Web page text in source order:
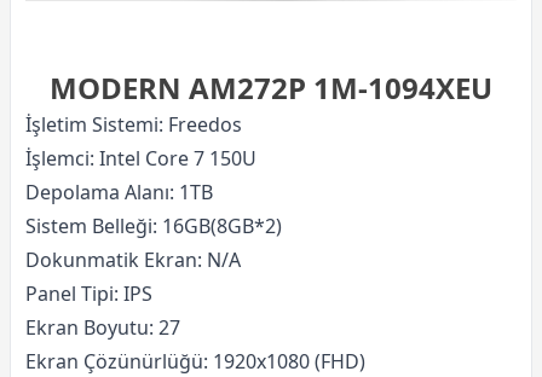
MODERN AM272P 1M-1094XEU
İşletim Sistemi: Freedos
İşlemci: Intel Core 7 150U
Depolama Alanı: 1TB
Sistem Belleği: 16GB(8GB*2)
Dokunmatik Ekran: N/A
Panel Tipi: IPS
Ekran Boyutu: 27
Ekran Çözünürlüğü: 1920x1080 (FHD)